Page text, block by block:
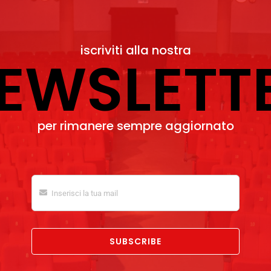
iscriviti alla nostra
per rimanere sempre aggiornato
SUBSCRIBE